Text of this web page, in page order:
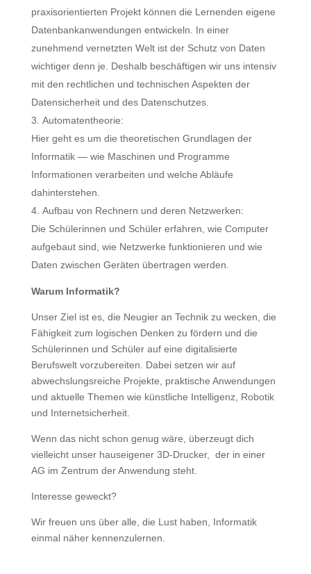
praxisorientierten Projekt können die Lernenden eigene
Datenbankanwendungen entwickeln. In einer
zunehmend vernetzten Welt ist der Schutz von Daten
wichtiger denn je. Deshalb beschäftigen wir uns intensiv
mit den rechtlichen und technischen Aspekten der
Datensicherheit und des Datenschutzes.
Automatentheorie:
Hier geht es um die theoretischen Grundlagen der
Informatik — wie Maschinen und Programme
Informationen verarbeiten und welche Abläufe
dahinterstehen.
Aufbau von Rechnern und deren Netzwerken:
Die Schülerinnen und Schüler erfahren, wie Computer
aufgebaut sind, wie Netzwerke funktionieren und wie
Daten zwischen Geräten übertragen werden.
Warum Informatik?
Unser Ziel ist es, die Neugier an Technik zu wecken, die
Fähigkeit zum logischen Denken zu fördern und die
Schülerinnen und Schüler auf eine digitalisierte
Berufswelt vorzubereiten. Dabei setzen wir auf
abwechslungsreiche Projekte, praktische Anwendungen
und aktuelle Themen wie künstliche Intelligenz, Robotik
und Internetsicherheit.
Wenn das nicht schon genug wäre, überzeugt dich
vielleicht unser hauseigener 3D-Drucker, der in einer
AG im Zentrum der Anwendung steht.
Interesse geweckt?
Wir freuen uns über alle, die Lust haben, Informatik
einmal näher kennenzulernen.